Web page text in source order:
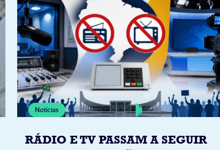
Notícias
RÁDIO E TV PASSAM A SEGUIR